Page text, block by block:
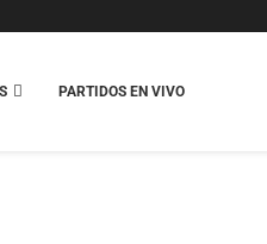
PARTIDOS EN VIVO